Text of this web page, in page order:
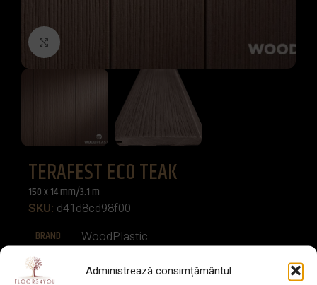
Administrează consimțământul
Click to enlarge
TERAFEST ECO TEAK
150 x 14 mm/3.1 m
SKU: d41d8cd98f00
BRAND
WoodPlastic
SOLICITĂ OFERTĂ